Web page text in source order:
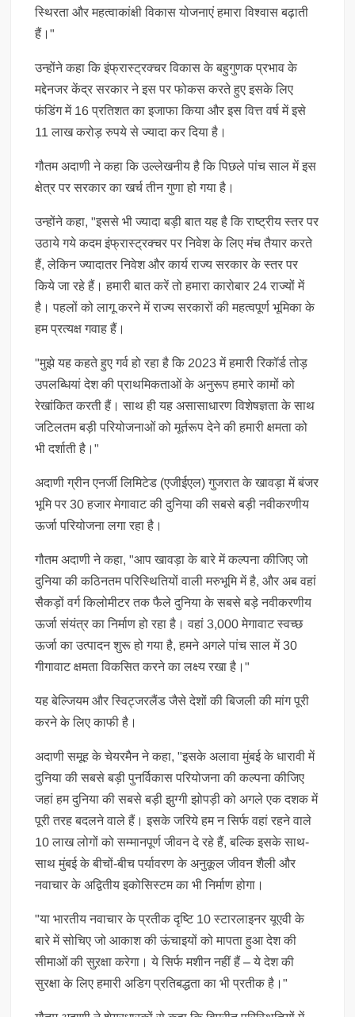
स्थिरता और महत्वाकांक्षी विकास योजनाएं हमारा विश्वास बढ़ाती
हैं।"
उन्होंने कहा कि इंफ्रास्ट्रक्चर विकास के बहुगुणक प्रभाव के
मद्देनजर केंद्र सरकार ने इस पर फोकस करते हुए इसके लिए
फंडिंग में 16 प्रतिशत का इजाफा किया और इस वित्त वर्ष में इसे
11 लाख करोड़ रुपये से ज्यादा कर दिया है।
गौतम अदाणी ने कहा कि उल्लेखनीय है कि पिछले पांच साल में इस
क्षेत्र पर सरकार का खर्च तीन गुणा हो गया है।
उन्होंने कहा, "इससे भी ज्यादा बड़ी बात यह है कि राष्ट्रीय स्तर पर
उठाये गये कदम इंफ्रास्ट्रक्चर पर निवेश के लिए मंच तैयार करते
हैं, लेकिन ज्यादातर निवेश और कार्य राज्य सरकार के स्तर पर
किये जा रहे हैं। हमारी बात करें तो हमारा कारोबार 24 राज्यों में
है। पहलों को लागू करने में राज्य सरकारों की महत्वपूर्ण भूमिका के
हम प्रत्यक्ष गवाह हैं।
"मुझे यह कहते हुए गर्व हो रहा है कि 2023 में हमारी रिकॉर्ड तोड़
उपलब्धियां देश की प्राथमिकताओं के अनुरूप हमारे कामों को
रेखांकित करती हैं। साथ ही यह असासाधारण विशेषज्ञता के साथ
जटिलतम बड़ी परियोजनाओं को मूर्तरूप देने की हमारी क्षमता को
भी दर्शाती है।"
अदाणी ग्रीन एनर्जी लिमिटेड (एजीईएल) गुजरात के खावड़ा में बंजर
भूमि पर 30 हजार मेगावाट की दुनिया की सबसे बड़ी नवीकरणीय
ऊर्जा परियोजना लगा रहा है।
गौतम अदाणी ने कहा, "आप खावड़ा के बारे में कल्पना कीजिए जो
दुनिया की कठिनतम परिस्थितियों वाली मरुभूमि में है, और अब वहां
सैकड़ों वर्ग किलोमीटर तक फैले दुनिया के सबसे बड़े नवीकरणीय
ऊर्जा संयंत्र का निर्माण हो रहा है। वहां 3,000 मेगावाट स्वच्छ
ऊर्जा का उत्पादन शुरू हो गया है, हमने अगले पांच साल में 30
गीगावाट क्षमता विकसित करने का लक्ष्य रखा है।"
यह बेल्जियम और स्विट्जरलैंड जैसे देशों की बिजली की मांग पूरी
करने के लिए काफी है।
अदाणी समूह के चेयरमैन ने कहा, "इसके अलावा मुंबई के धारावी में
दुनिया की सबसे बड़ी पुनर्विकास परियोजना की कल्पना कीजिए
जहां हम दुनिया की सबसे बड़ी झुग्गी झोपड़ी को अगले एक दशक में
पूरी तरह बदलने वाले हैं। इसके जरिये हम न सिर्फ वहां रहने वाले
10 लाख लोगों को सम्मानपूर्ण जीवन दे रहे हैं, बल्कि इसके साथ-
साथ मुंबई के बीचों-बीच पर्यावरण के अनुकूल जीवन शैली और
नवाचार के अद्वितीय इकोसिस्टम का भी निर्माण होगा।
"या भारतीय नवाचार के प्रतीक दृष्टि 10 स्टारलाइनर यूएवी के
बारे में सोचिए जो आकाश की ऊंचाइयों को मापता हुआ देश की
सीमाओं की सुऱक्षा करेगा। ये सिर्फ मशीन नहीं हैं – ये देश की
सुरक्षा के लिए हमारी अडिग प्रतिबद्धता का भी प्रतीक है।"